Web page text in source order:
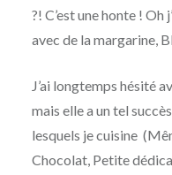
?! C’est une honte ! Oh
avec de la margarine,
J’ai longtemps hésité
mais elle a un tel
lesquels je cuisine
Chocolat, Petite